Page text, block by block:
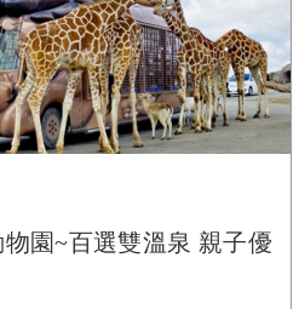
物園~百選雙溫泉 親子優